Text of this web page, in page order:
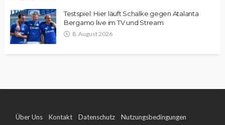
Testspiel: Hier läuft Schalke gegen Atalanta
Bergamo live im TV und Stream
8. August 2026
Über Uns Kontakt Datenschutz Nutzungsbedingungen